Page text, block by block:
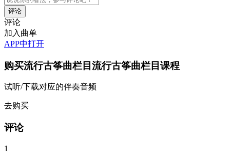
评论
加入曲单
APP中打开
购买流行古筝曲栏目流行古筝曲栏目 课程
试听/下载对应的伴奏音频
去购买
评论
1